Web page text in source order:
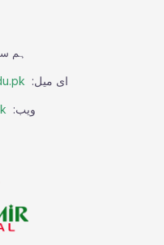
ہم
ای میل:
ویب: